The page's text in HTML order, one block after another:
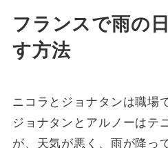
フランスで雨の
す方法
ニコラとジョナタンは職場
ジョナタンとアルノーはテ
が、天気が悪く、雨が降っ